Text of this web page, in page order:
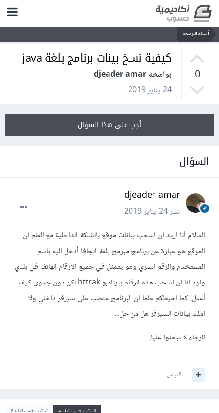
أسئلة البرمجة
0
كيفية نسخ بينات برنامج بلغة java
بواسطة djeader amar
24 يناير 2019
أجب على هذا السؤال
السؤال
djeader amar
نشر24 يناير 2019
السلام أنا اريد ان اسحب بيانات موقع بالشبكة الداخلية مع العلم ان
الموقع هو عبارة عن برنامج مبرمج بلغة الجافا أدخل اليه باسم
المستخدم والرقم السري وهو يتمثل في جميع الارقام الهاتف في بلدي
واود انا ان اسحب هذه الرقام ببرنامج httrak لكن دون جدوى كيف
أعمل. كما احيطكم علما ان البرنامج منصب على سيرفر داخلي ولا
املك بيانات السيرفر هل من حل....
الرجاء لا تبخلوا عليا.
اقتباس
الترتيب حسب التقييم الترتيب حسب التاريخ